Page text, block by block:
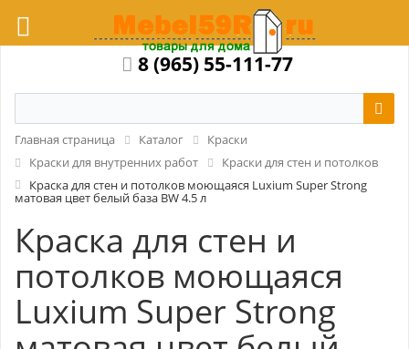
8 (965) 55-111-77
Главная страница Каталог
Краски
Краски для внутренних работ
Краски для стен и потолков
Краска для стен и потолков моющаяся Luxium Super Strong
матовая цвет белый база BW 4.5 л
Краска для стен и
потолков моющаяся
Luxium Super Strong